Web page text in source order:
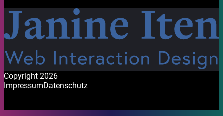
Copyright 2026
ImpressumDatenschutz